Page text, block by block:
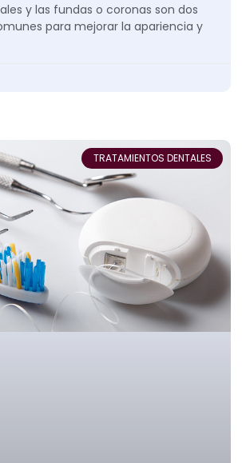
y las fundas o coronas son dos
para mejorar la apariencia y
TRATAMIENTOS DENTALES